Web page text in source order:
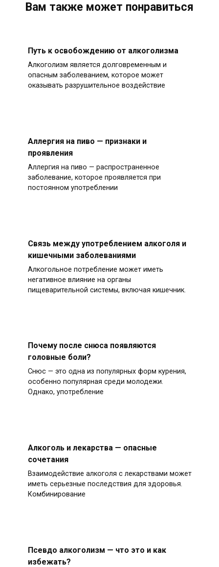
Вам также может понравиться
Путь к освобождению от алкоголизма
Алкоголизм является долговременным и
опасным заболеванием, которое может
оказывать разрушительное воздействие
Аллергия на пиво — признаки и
проявления
Аллергия на пиво — распространенное
заболевание, которое проявляется при
постоянном употреблении
Связь между употреблением алкоголя и
кишечными заболеваниями
Алкогольное потребление может иметь
негативное влияние на органы
пищеварительной системы, включая кишечник.
Почему после снюса появляются
головные боли?
Снюс — это одна из популярных форм курения,
особенно популярная среди молодежи.
Однако, употребление
Алкоголь и лекарства — опасные
сочетания
Взаимодействие алкоголя с лекарствами может
иметь серьезные последствия для здоровья.
Комбинирование
Псевдо алкоголизм — что это и как
избежать?